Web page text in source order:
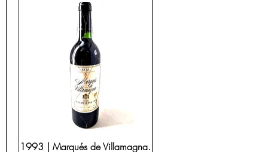
y elegante. Aromas a
con una textura
y amantes del
Si estás buscando un
inolvidable con
refinada. Destacan los
acompañados de una
1993 | Marqués de Villamagna.